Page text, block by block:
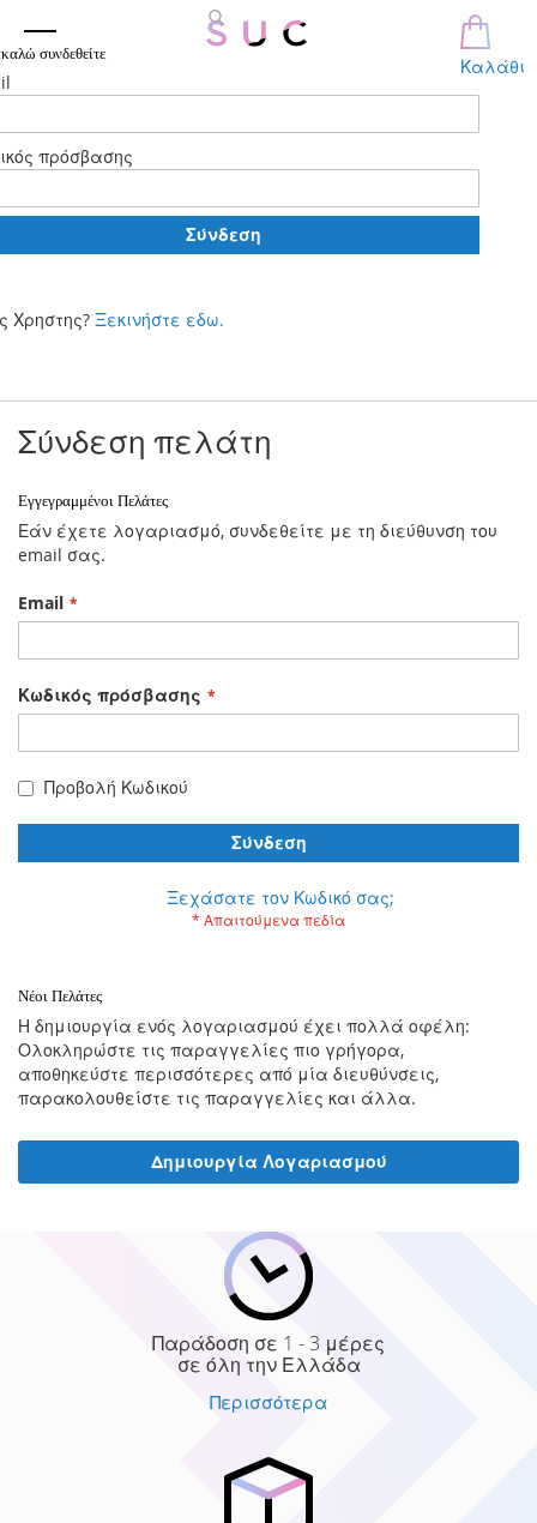
Καλάθι
συνδεθείτε
πρόσβασης
Σύνδεση
Χρηστης? Ξεκινήστε εδω.
περιεχόμενο
Σύνδεση πελάτη
Εγγεγραμμένοι Πελάτες
Εάν έχετε λογαριασμό, συνδεθείτε με τη διεύθυνση του
email σας.
Email
Κωδικός πρόσβασης
Προβολή Κωδικού
Σύνδεση
Ξεχάσατε τον Κωδικό σας;
Νέοι Πελάτες
Η δημιουργία ενός λογαριασμού έχει πολλά οφέλη:
Ολοκληρώστε τις παραγγελίες πιο γρήγορα,
αποθηκεύστε περισσότερες από μία διευθύνσεις,
παρακολουθείστε τις παραγγελίες και άλλα.
Δημιουργία Λογαριασμού
Παράδοση σε 1 - 3 μέρες
σε όλη την Ελλάδα
Περισσότερα